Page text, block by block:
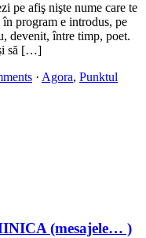
pe afiş nişte nume care te
program e introdus, pe
devenit, între timp, poet.
să […]
· Agora, Punktul
(mesajele… )